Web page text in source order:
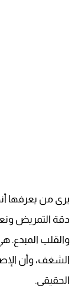
يرى من يعرفها
دقة التمريض
والقلب المبدع.
الشغف، وأن
الحقيقي.